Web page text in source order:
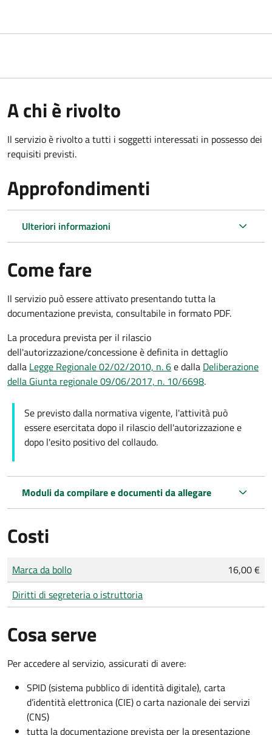
A chi è rivolto
Il servizio è rivolto a tutti i soggetti interessati in possesso dei
requisiti previsti.
Approfondimenti
Ulteriori informazioni
Come fare
Il servizio può essere attivato presentando tutta la
documentazione prevista, consultabile in formato PDF.
La procedura prevista per il rilascio
dell'autorizzazione/concessione è definita in dettaglio
dalla Legge Regionale 02/02/2010, n. 6e dalla Deliberazione
della Giunta regionale 09/06/2017, n. 10/6698.
Se previsto dalla normativa vigente, l'attività può
essere esercitata dopo il rilascio dell'autorizzazione e
dopo l'esito positivo del collaudo.
Moduli da compilare e documenti da allegare
Costi
Tipo di pagamento
Importo
Marca da bollo
16,00 €
Diritti di segreteria o istruttoria
Cosa serve
Per accedere al servizio, assicurati di avere:
SPID (sistema pubblico di identità digitale), carta
d’identità elettronica (CIE) o carta nazionale dei servizi
(CNS)
tutta la documentazione prevista per la presentazione